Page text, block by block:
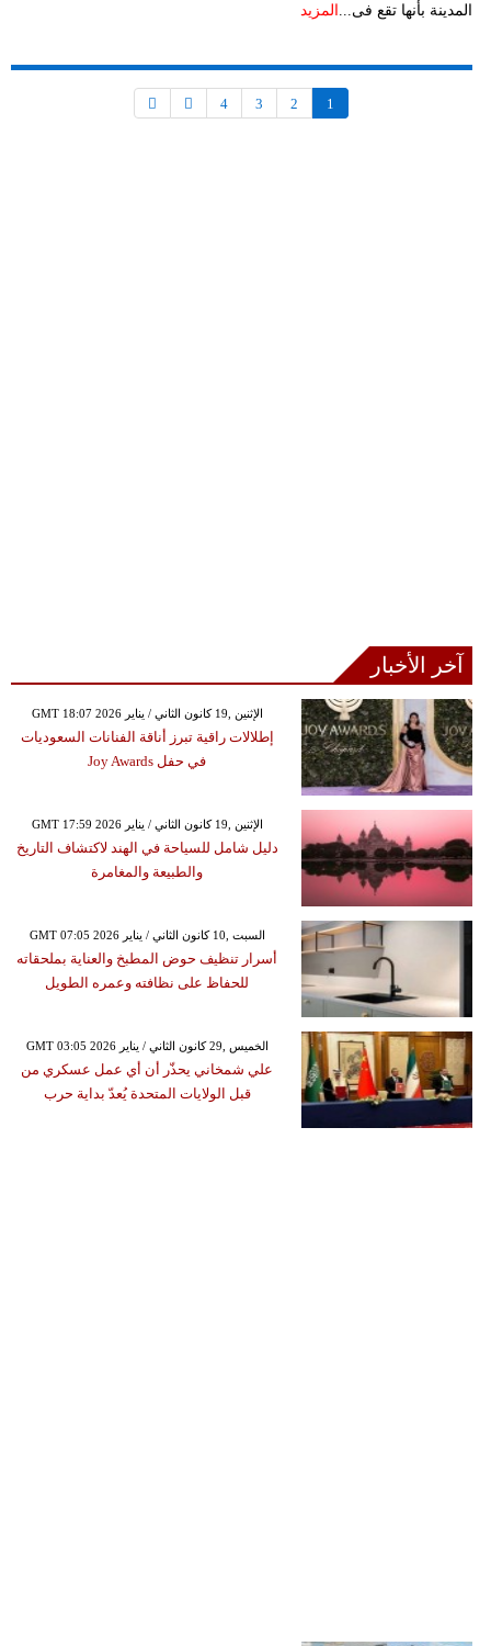
المدينة بأنها تقع فى... المزيد
1
2
3
4
آخر الأخبار
GMT 18:07 2026 الإثنين ,19 كانون الثاني / يناير
إطلالات راقية تبرز أناقة الفنانات السعوديات
في حفل Joy Awards
GMT 17:59 2026 الإثنين ,19 كانون الثاني / يناير
دليل شامل للسياحة في الهند لاكتشاف التاريخ
والطبيعة والمغامرة
GMT 07:05 2026 السبت ,10 كانون الثاني / يناير
أسرار تنظيف حوض المطبخ والعناية بملحقاته
للحفاظ على نظافته وعمره الطويل
GMT 03:05 2026 الخميس ,29 كانون الثاني / يناير
علي شمخاني يحذّر أن أي عمل عسكري من
قبل الولايات المتحدة يُعدّ بداية حرب